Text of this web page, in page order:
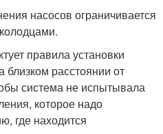
насосов ограничивается
правила установки
близком расстоянии от
система не испытывала
которое надо
где находится